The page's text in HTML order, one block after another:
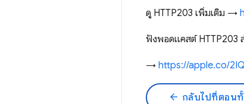
ดู HTTP203 เพิ่มเติม →
ฟังพอดแคสต์ HTTP203
→ https://apple.co/
arrow_back กลับไปที่ตอน